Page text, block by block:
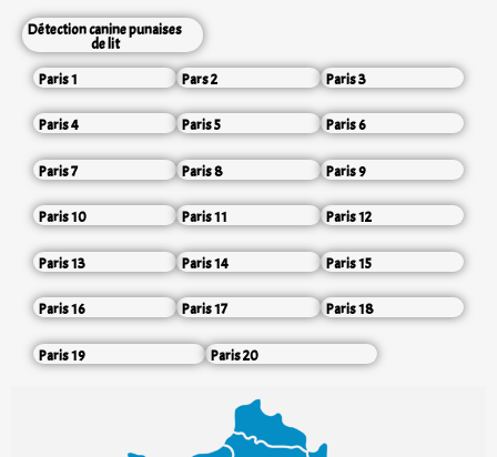
Détection canine punaises
de lit
Paris 1
Pars 2 Paris 3
Paris 4 Paris 5 Paris 6
Paris 7 Paris 8 Paris 9
Paris 10 Paris 11 Paris 12
Paris 13 Paris 14 Paris 15
Paris 16 Paris 17 Paris 18
Paris 19 Paris 20